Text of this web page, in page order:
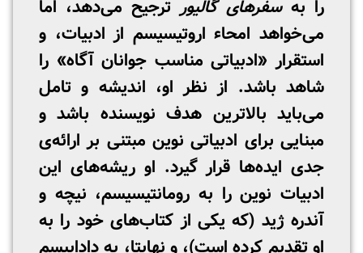
را بهسفرهای گالیورترجیح می‌دهد، اما
می‌خواهد امحاء اروتیسیسم از ادبیات، و
استقرار «ادبیاتی مناسب جوانان آگاه» را
شاهد باشد. از نظر او، اندیشه و تامل
می‌باید بالاترین هدف نویسنده باشد و
مبنایی برای ادبیاتی نوین مبتنی بر ارائه‌ی
جدی ایده‌ها قرار گیرد. او ریشه‌های این
ادبیات نوین را به رومانتیسیسم، نیچه و
آندره ژید (که یکی از کتاب‌های خود را به